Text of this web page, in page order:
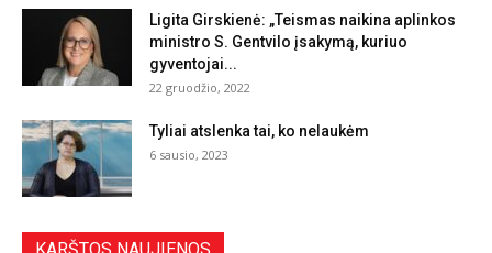
Ligita Girskienė: „Teismas naikina aplinkos
ministro S. Gentvilo įsakymą, kuriuo
gyventojai...
22 gruodžio, 2022
Tyliai atslenka tai, ko nelaukėm
6 sausio, 2023